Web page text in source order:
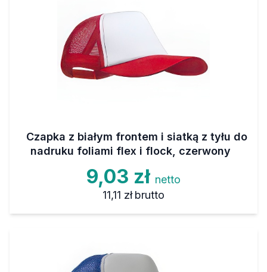
Czapka z białym frontem i siatką z tyłu do
nadruku foliami flex i flock, czerwony
9,03 zł netto
11,11 zł brutto